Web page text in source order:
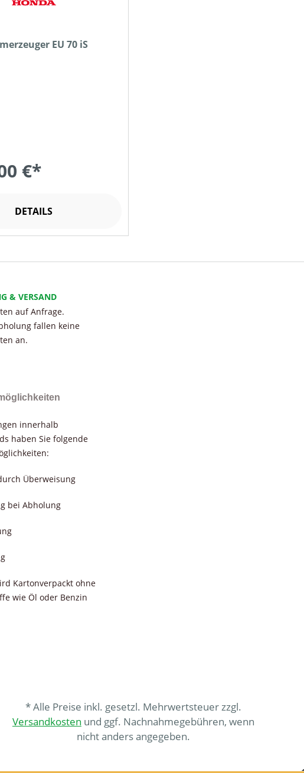
EU 70 iS
€*
DETAILS
& VERSAND
auf Anfrage.
fallen keine
an.
innerhalb
haben Sie folgende
Überweisung
bei Abholung
Kartonverpackt ohne
wie Öl oder Benzin
* Alle Preise inkl. gesetzl. Mehrwertsteuer zzgl.
Versandkosten und ggf. Nachnahmegebühren, wenn
nicht anders angegeben.